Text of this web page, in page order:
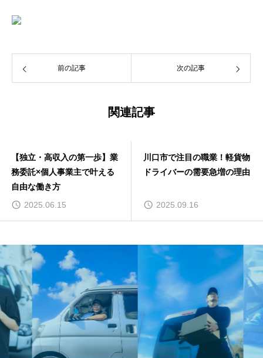
前の記事 次の記事
関連記事
【独立・高収入の第一歩】業
務委託×個人事業主で叶える
自由な働き方
2025.06.15
川口市で注目の職業！軽貨物
ドライバーの需要急増の理由
2025.09.16